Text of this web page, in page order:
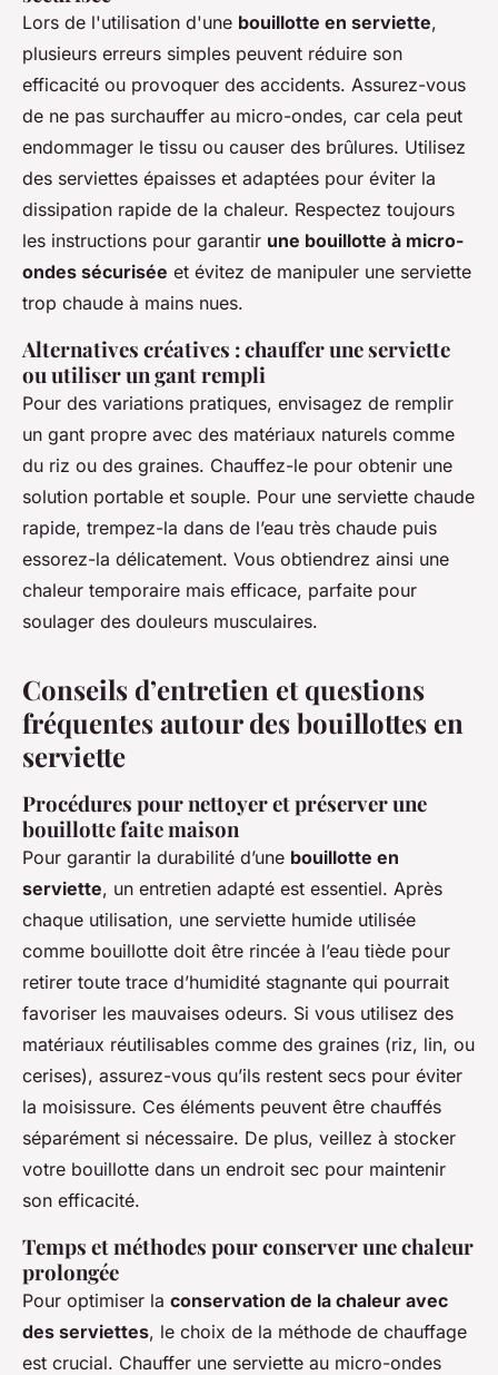
Lors de l'utilisation d'une bouillotte en serviette,
plusieurs erreurs simples peuvent réduire son
efficacité ou provoquer des accidents. Assurez-vous
de ne pas surchauffer au micro-ondes, car cela peut
endommager le tissu ou causer des brûlures. Utilisez
des serviettes épaisses et adaptées pour éviter la
dissipation rapide de la chaleur. Respectez toujours
les instructions pour garantir une bouillotte à micro-
ondes sécurisée et évitez de manipuler une serviette
trop chaude à mains nues.
Alternatives créatives : chauffer une serviette
ou utiliser un gant rempli
Pour des variations pratiques, envisagez de remplir
un gant propre avec des matériaux naturels comme
du riz ou des graines. Chauffez-le pour obtenir une
solution portable et souple. Pour une serviette chaude
rapide, trempez-la dans de l’eau très chaude puis
essorez-la délicatement. Vous obtiendrez ainsi une
chaleur temporaire mais efficace, parfaite pour
soulager des douleurs musculaires.
Conseils d’entretien et questions
fréquentes autour des bouillottes en
serviette
Procédures pour nettoyer et préserver une
bouillotte faite maison
Pour garantir la durabilité d’une bouillotte en
serviette, un entretien adapté est essentiel. Après
chaque utilisation, une serviette humide utilisée
comme bouillotte doit être rincée à l’eau tiède pour
retirer toute trace d’humidité stagnante qui pourrait
favoriser les mauvaises odeurs. Si vous utilisez des
matériaux réutilisables comme des graines (riz, lin, ou
cerises), assurez-vous qu’ils restent secs pour éviter
la moisissure. Ces éléments peuvent être chauffés
séparément si nécessaire. De plus, veillez à stocker
votre bouillotte dans un endroit sec pour maintenir
son efficacité.
Temps et méthodes pour conserver une chaleur
prolongée
Pour optimiser la conservation de la chaleur avec
des serviettes, le choix de la méthode de chauffage
est crucial. Chauffer une serviette au micro-ondes